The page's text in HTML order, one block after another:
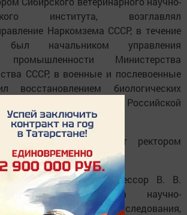
института, возглавлял
Наркомзема СССР, в течение
начальником управления
промышленности Министерства
СССР, в военные и послевоенные
восстановлением биологических
в Белоруссии и Российской
В. Сливко работает ректором
института.
деятельности профессор В. В.
свыше сорока научно-
работ. Первые его исследования,